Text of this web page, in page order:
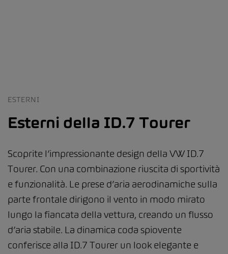
ESTERNI
Esterni della ID.7 Tourer
Scoprite l’impressionante design della VW ID.7
Tourer. Con una combinazione riuscita di sportività
e funzionalità. Le prese d’aria aerodinamiche sulla
parte frontale dirigono il vento in modo mirato
lungo la fiancata della vettura, creando un flusso
d’aria stabile. La dinamica coda spiovente
conferisce alla ID.7 Tourer un look elegante e